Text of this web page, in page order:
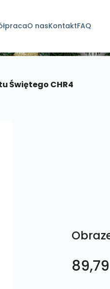
O nasKontaktFAQ
Świętego CHR4
89,79